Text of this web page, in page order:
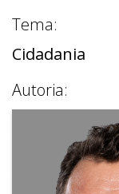
Tema:
Cidadania
Autoria: